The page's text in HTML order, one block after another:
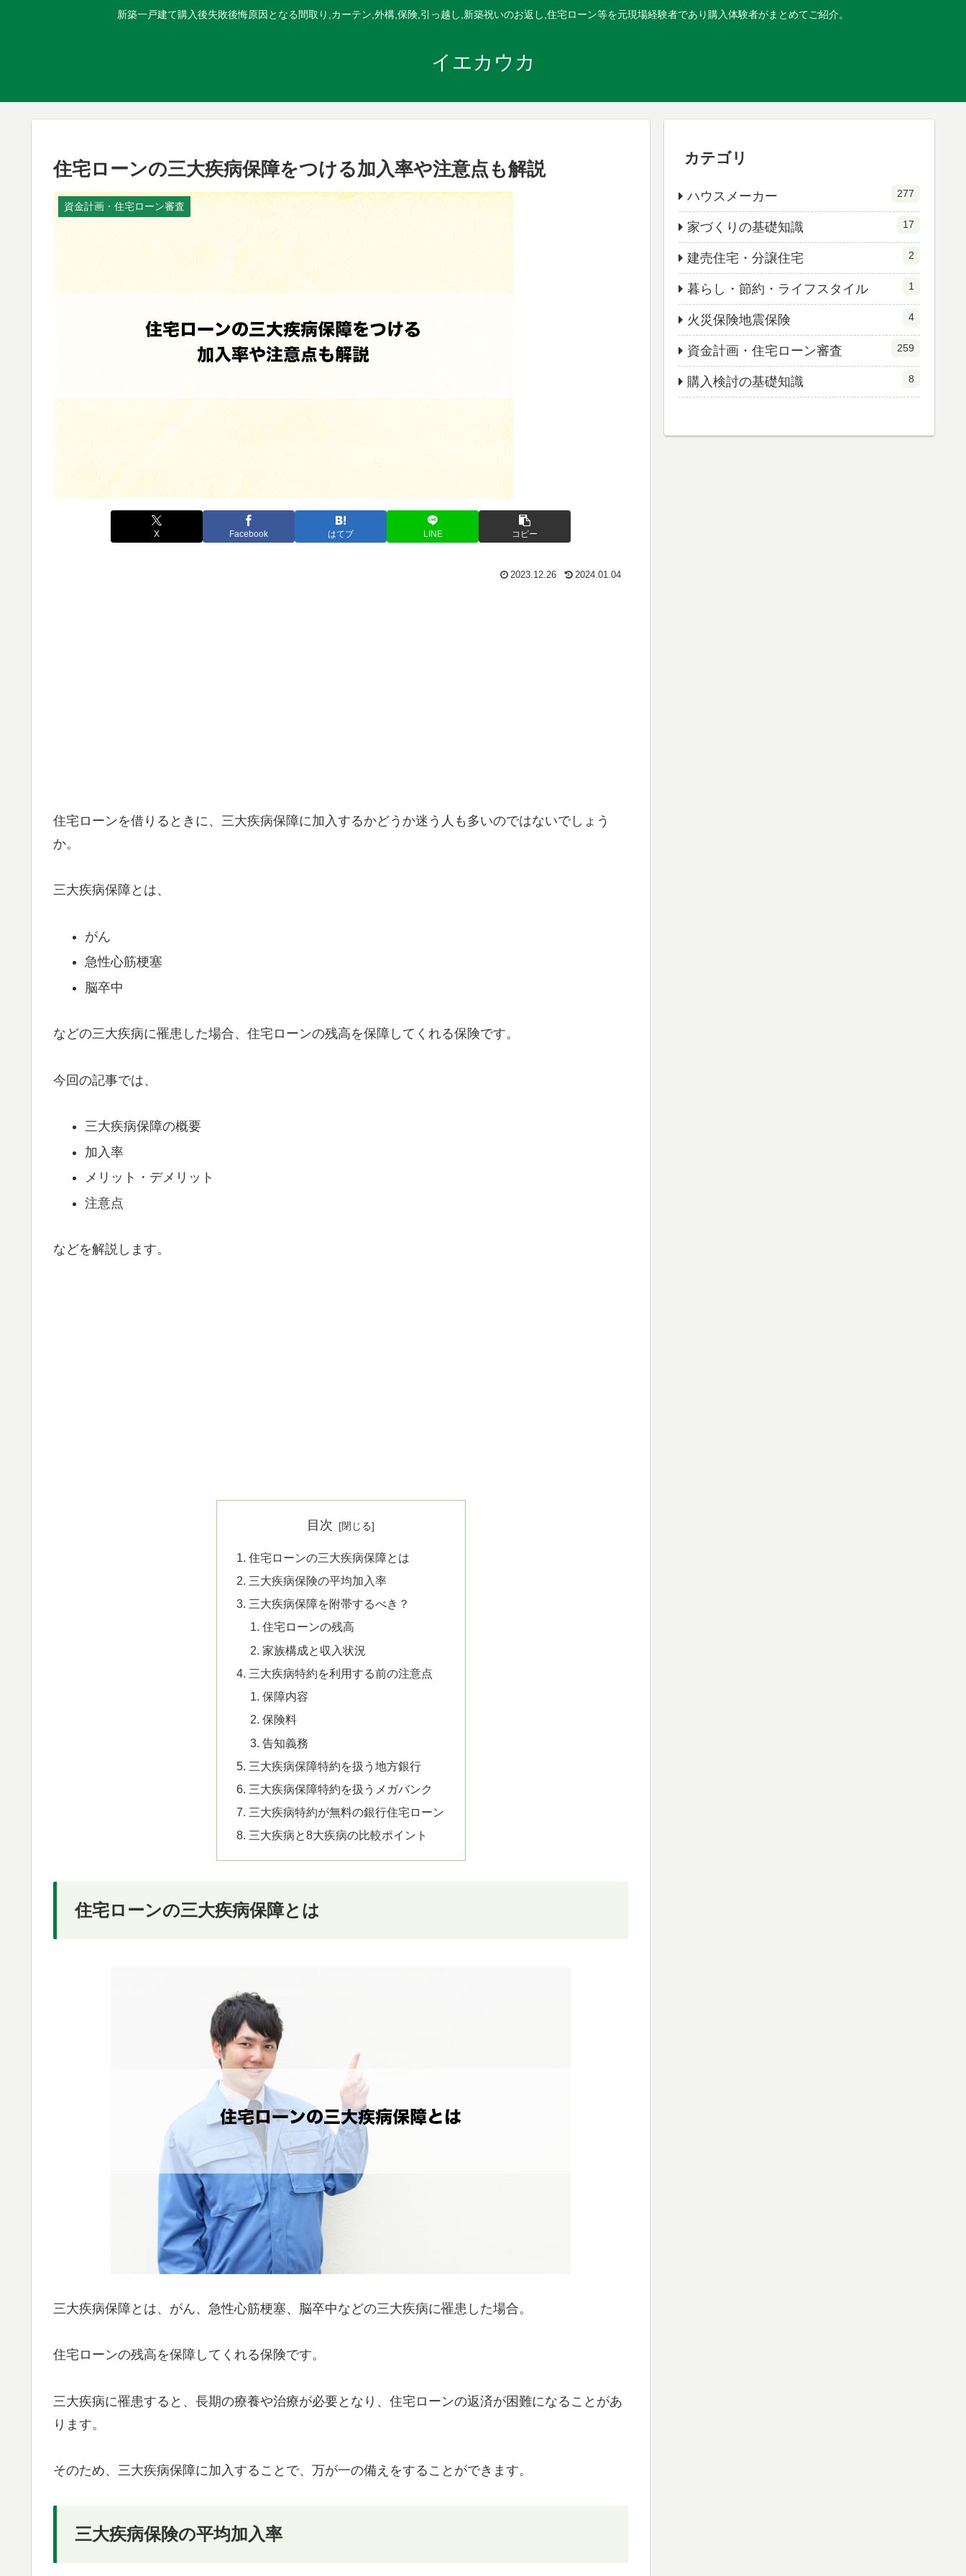
新築一戸建て購入後失敗後悔原因となる間取り,カーテン,外構,保険,引っ越し,新築祝いのお返し,住宅ローン等を元現場経験者であり購入体験者がまとめてご紹介。
イエカウカ
住宅ローンの三大疾病保障をつける加入率や注意点も解説
資金計画・住宅ローン審査
X Facebook はてブ LINE コピー
2023.12.26 2024.01.04
住宅ローンを借りるときに、三大疾病保障に加入するかどうか迷う人も多いのではないでしょう
か。
三大疾病保障とは、
がん
急性心筋梗塞
脳卒中
などの三大疾病に罹患した場合、住宅ローンの残高を保障してくれる保険です。
今回の記事では、
三大疾病保障の概要
加入率
メリット・デメリット
注意点
などを解説します。
目次
住宅ローンの三大疾病保障とは
三大疾病保険の平均加入率
三大疾病保障を附帯するべき？
住宅ローンの残高
家族構成と収入状況
三大疾病特約を利用する前の注意点
保障内容
保険料
告知義務
三大疾病保障特約を扱う地方銀行
三大疾病保障特約を扱うメガバンク
三大疾病特約が無料の銀行住宅ローン
三大疾病と8大疾病の比較ポイント
住宅ローンの三大疾病保障とは
三大疾病保障とは、がん、急性心筋梗塞、脳卒中などの三大疾病に罹患した場合。
住宅ローンの残高を保障してくれる保険です。
三大疾病に罹患すると、長期の療養や治療が必要となり、住宅ローンの返済が困難になることがあ
ります。
そのため、三大疾病保障に加入することで、万が一の備えをすることができます。
三大疾病保険の平均加入率
カテゴリ
ハウスメーカー 277
家づくりの基礎知識 17
建売住宅・分譲住宅 2
暮らし・節約・ライフスタイル 1
火災保険地震保険 4
資金計画・住宅ローン審査 259
購入検討の基礎知識 8